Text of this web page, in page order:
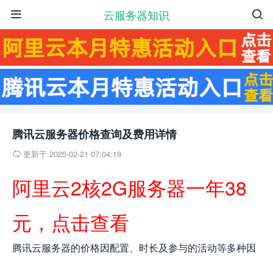
云服务器知识 

腾讯云服务器价格查询及费用详情
 更新于 2025-02-21 07:04:19
阿里云2核2G服务器一年38
元，点击查看
腾讯云服务器的价格因配置、时长及参与的活动等多种因